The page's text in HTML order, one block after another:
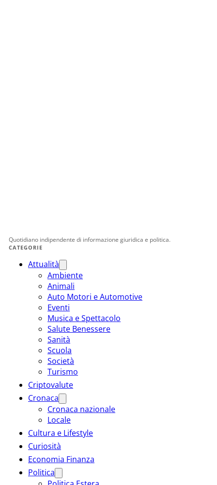
Quotidiano indipendente di informazione giuridica e politica.
CATEGORIE
Attualità
Ambiente
Animali
Auto Motori e Automotive
Eventi
Musica e Spettacolo
Salute Benessere
Sanità
Scuola
Società
Turismo
Criptovalute
Cronaca
Cronaca nazionale
Locale
Cultura e Lifestyle
Curiosità
Economia Finanza
Politica